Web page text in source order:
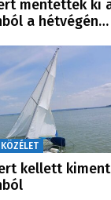
mentettek ki
a hétvégén…
kellett